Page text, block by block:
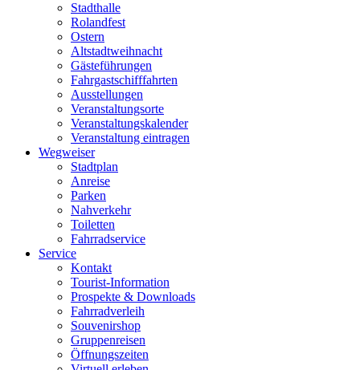
Stadthalle
Rolandfest
Ostern
Altstadtweihnacht
Gästeführungen
Fahrgastschifffahrten
Ausstellungen
Veranstaltungsorte
Veranstaltungskalender
Veranstaltung eintragen
Wegweiser
Stadtplan
Anreise
Parken
Nahverkehr
Toiletten
Fahrradservice
Service
Kontakt
Tourist-Information
Prospekte & Downloads
Fahrradverleih
Souvenirshop
Gruppenreisen
Öffnungszeiten